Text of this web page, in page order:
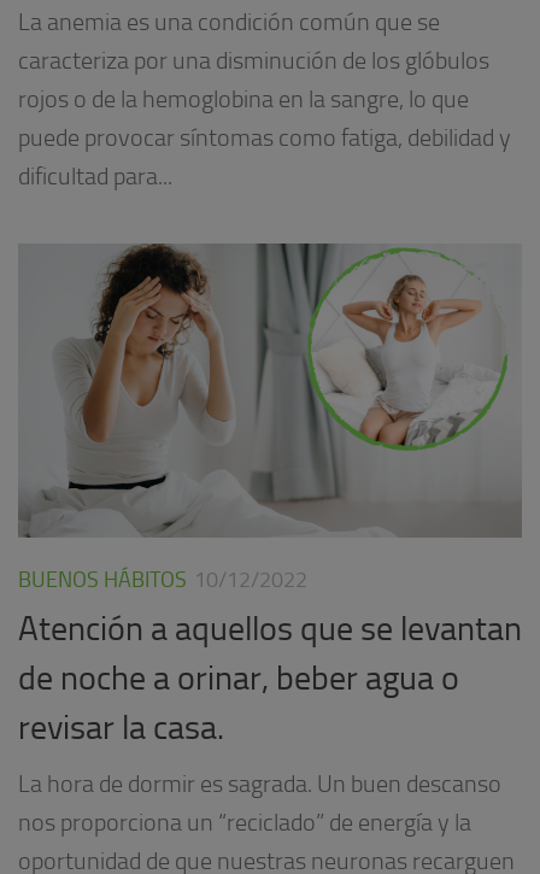
La anemia es una condición común que se
caracteriza por una disminución de los glóbulos
rojos o de la hemoglobina en la sangre, lo que
puede provocar síntomas como fatiga, debilidad y
dificultad para...
BUENOS HÁBITOS 10/12/2022
Atención a aquellos que se levantan
de noche a orinar, beber agua o
revisar la casa.
La hora de dormir es sagrada. Un buen descanso
nos proporciona un “reciclado” de energía y la
oportunidad de que nuestras neuronas recarguen